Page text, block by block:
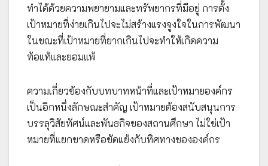
ทำได้ด้วยความพยายามและทรัพยากรที่มีอยู่ การตั้ง
เป้าหมายที่ง่ายเกินไปจะไม่สร้างแรงจูงใจในการพัฒนา
ในขณะที่เป้าหมายที่ยากเกินไปจะทำให้เกิดความ
ท้อแท้และยอมแพ้
ความเกี่ยวข้องกับบทบาทหน้าที่และเป้าหมายองค์กร
เป็นอีกหนึ่งลักษณะสำคัญ เป้าหมายต้องสนับสนุนการ
บรรลุวิสัยทัศน์และพันธกิจของสถานศึกษา ไม่ใช่เป้า
หมายที่แยกขาดหรือขัดแย้งกับทิศทางขององค์กร